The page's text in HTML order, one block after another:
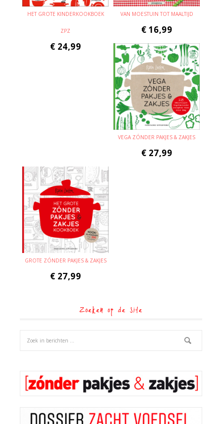
HET GROTE KINDERKOOKBOEK
ZPZ
€ 24,99
VAN MOESTUIN TOT MAALTIJD
€ 16,99
VEGA ZÓNDER PAKJES & ZAKJES
€ 27,99
GROTE ZÓNDER PAKJES & ZAKJES
€ 27,99
Zoeken op de site